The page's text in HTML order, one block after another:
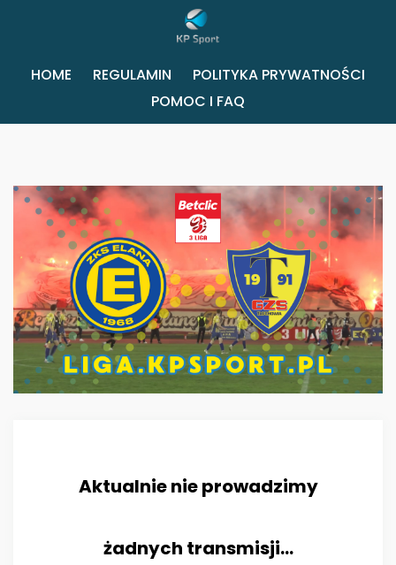
HOME REGULAMIN
POLITYKA PRYWATNOŚCI
POMOC I FAQ
Aktualnie nie prowadzimy
żadnych transmisji...